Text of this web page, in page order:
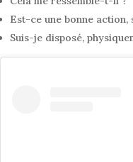
Est-ce une bonne action,
Suis-je disposé,